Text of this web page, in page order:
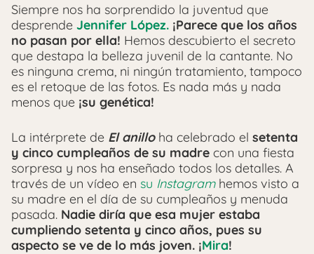
Siempre nos ha sorprendido la juventud que
desprende Jennifer López. ¡Parece que los años
no pasan por ella! Hemos descubierto el secreto
que destapa la belleza juvenil de la cantante. No
es ninguna crema, ni ningún tratamiento, tampoco
es el retoque de las fotos. Es nada más y nada
menos que ¡su genética!
La intérprete de El anilloha celebrado el setenta
y cinco cumpleaños de su madre con una fiesta
sorpresa y nos ha enseñado todos los detalles. A
través de un vídeo en su Instagramhemos visto a
su madre en el día de su cumpleaños y menuda
pasada. Nadie diría que esa mujer estaba
cumpliendo setenta y cinco años, pues su
aspecto se ve de lo más joven. ¡Mira!